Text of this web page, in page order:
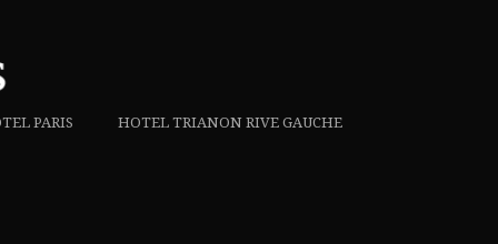
PARIS HOTEL TRIANON RIVE GAUCHE